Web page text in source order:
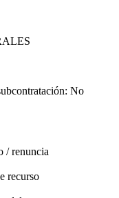
No
/ renuncia
recurso